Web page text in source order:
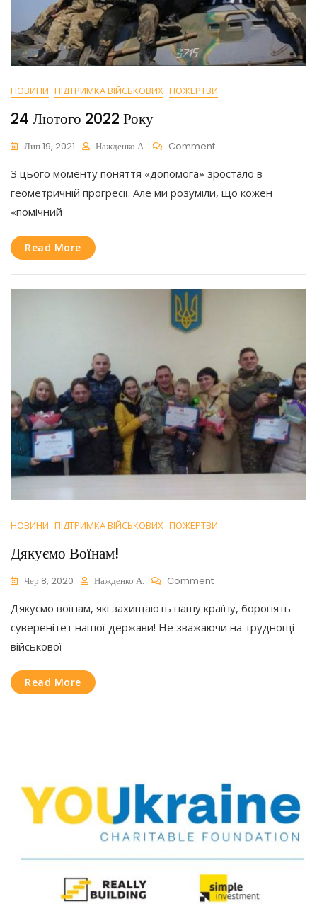
НОВИНИ ПІДТРИМКА ВІЙСЬКОВИХ ПОЖЕРТВИ
24 Лютого 2022 Року
Лип 19, 2021 Нажденко А. CommentOn
Лютого
2022
Року
З цього моменту поняття «допомога» зростало в
геометричній прогресії. Але ми розуміли, що кожен
«помічний
Read More
НОВИНИ ПІДТРИМКА ВІЙСЬКОВИХ ПОЖЕРТВИ
Дякуємо Воїнам!
Чер 8, 2020 Нажденко А. CommentOn
Воїнам!
Дякуємо воїнам, які захищають нашу країну, боронять
суверенітет нашої держави! Не зважаючи на труднощі
військової
Read More